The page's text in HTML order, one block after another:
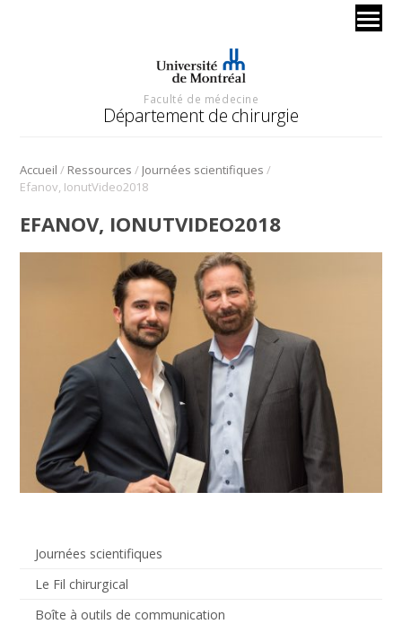
Faculté de médecine
Département de chirurgie
Accueil / Ressources / Journées scientifiques /
Efanov, IonutVideo2018
Journées scientifiques
Le Fil chirurgical
Boîte à outils de communication
EFANOV, IONUTVIDEO2018